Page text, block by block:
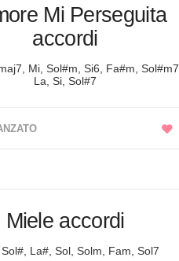
Mi Perseguita
accordi
Mi, Sol#m, Si6, Fa#m, Sol#m7,
La, Si, Sol#7
Miele accordi
La#, Sol, Solm, Fam, Sol7